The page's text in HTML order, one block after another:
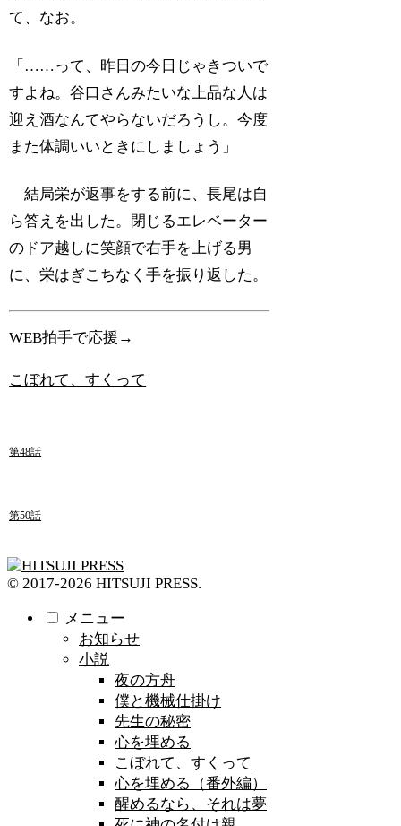
て、なお。
「……って、昨日の今日じゃきついで
すよね。谷口さんみたいな上品な人は
迎え酒なんてやらないだろうし。今度
また体調いいときにしましょう」
結局栄が返事をする前に、長尾は自
ら答えを出した。閉じるエレベーター
のドア越しに笑顔で右手を上げる男
に、栄はぎこちなく手を振り返した。
WEB拍手で応援→
こぼれて、すくって
第48話
第50話
© 2017-2026 HITSUJI PRESS.
メニュー
お知らせ
小説
夜の方舟
僕と機械仕掛け
先生の秘密
心を埋める
こぼれて、すくって
心を埋める（番外編）
醒めるなら、それは夢